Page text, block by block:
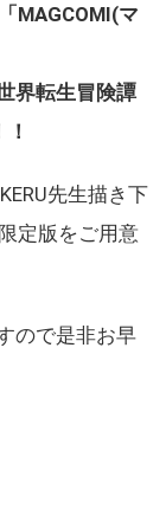
MAGCOMI(マ
界転生冒険譚
先生描き下
定版をご用意
ので是非お早